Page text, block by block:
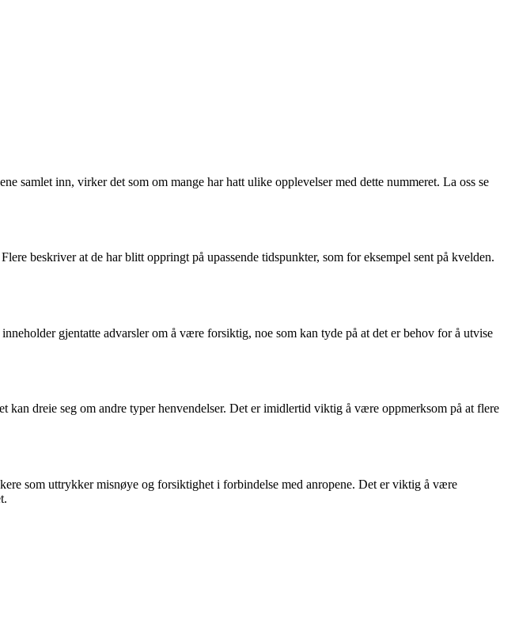
samlet inn, virker det som om mange har hatt ulike opplevelser med dette nummeret. La oss se
beskriver at de har blitt oppringt på upassende tidspunkter, som for eksempel sent på kvelden.
gjentatte advarsler om å være forsiktig, noe som kan tyde på at det er behov for å utvise
kan dreie seg om andre typer henvendelser. Det er imidlertid viktig å være oppmerksom på at flere
som uttrykker misnøye og forsiktighet i forbindelse med anropene. Det er viktig å være